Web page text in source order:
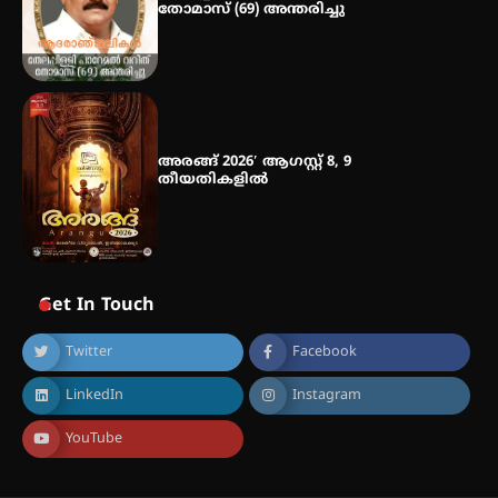
തോമാസ് (69) അന്തരിച്ചു
അരങ്ങ് 2026′ ആഗസ്റ്റ് 8, 9
തീയതികളിൽ
Get In Touch
Twitter Facebook
LinkedIn Instagram
YouTube